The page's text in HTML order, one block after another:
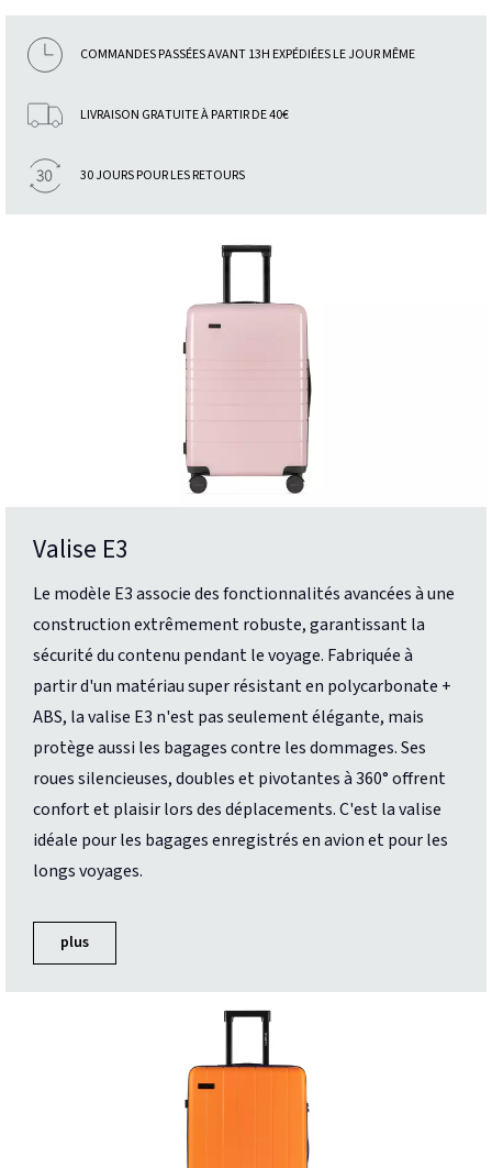
COMMANDES PASSÉES AVANT 13H EXPÉDIÉES LE JOUR MÊME
LIVRAISON GRATUITE À PARTIR DE 40€
30 JOURS POUR LES RETOURS
Valise E3
Le modèle E3 associe des fonctionnalités avancées à une
construction extrêmement robuste, garantissant la
sécurité du contenu pendant le voyage. Fabriquée à
partir d'un matériau super résistant en polycarbonate +
ABS, la valise E3 n'est pas seulement élégante, mais
protège aussi les bagages contre les dommages. Ses
roues silencieuses, doubles et pivotantes à 360° offrent
confort et plaisir lors des déplacements. C'est la valise
idéale pour les bagages enregistrés en avion et pour les
longs voyages.
plus